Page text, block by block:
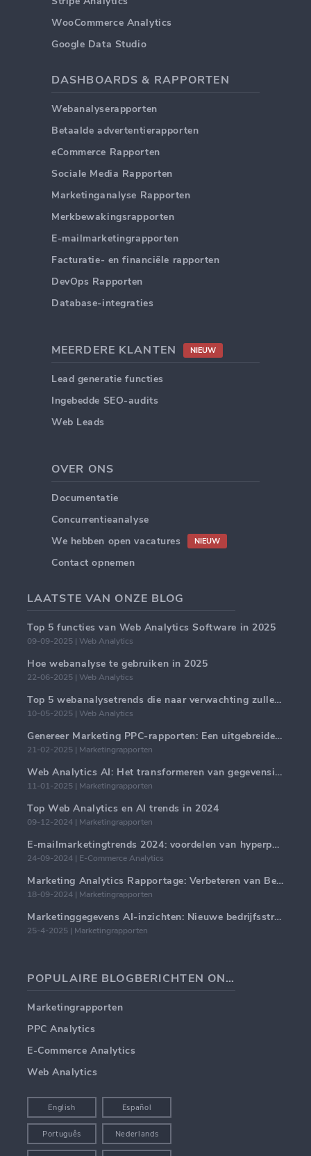
WooCommerce Analytics
Google Data Studio
DASHBOARDS & RAPPORTEN
Webanalyserapporten
Betaalde advertentierapporten
eCommerce Rapporten
Sociale Media Rapporten
Marketinganalyse Rapporten
Merkbewakingsrapporten
E-mailmarketingrapporten
Facturatie- en financiële rapporten
DevOps Rapporten
Database-integraties
MEERDERE KLANTEN NIEUW
Lead generatie functies
Ingebedde SEO-audits
Web Leads
OVER ONS
Documentatie
Concurrentieanalyse
We hebben open vacatures
NIEUW
Contact opnemen
LAATSTE VAN ONZE BLOG
Top 5 functies van Web Analytics Software in 2025
09-09-2025 | Web Analytics
Hoe webanalyse te gebruiken in 2025
22-06-2025 | Web Analytics
Top 5 webanalysetrends die naar verwachting zullen domineren in 2025
10-05-2025 | Web Analytics
Genereer Marketing PPC-rapporten: Een uitgebreide handleiding
21-02-2025 | Marketingrapporten
Web Analytics AI: Het transformeren van gegevensinzichten met precisie
11-01-2025 | Marketingrapporten
Top Web Analytics en AI trends in 2024
09-12-2024 | Marketingrapporten
E-mailmarketingtrends 2024: voordelen van hyperpersonalisatie
24-09-2024 | E-Commerce Analytics
Marketing Analytics Rapportage: Verbeteren van Bedrijfsinzichten
18-09-2024 | Marketingrapporten
Marketinggegevens AI-inzichten: Nieuwe bedrijfsstrategieën voor 2024
25-4-2025 | Marketingrapporten
POPULAIRE BLOGBERICHTEN ONDERWERPEN
Marketingrapporten
PPC Analytics
E-Commerce Analytics
Web Analytics
English Español
Português Nederlands